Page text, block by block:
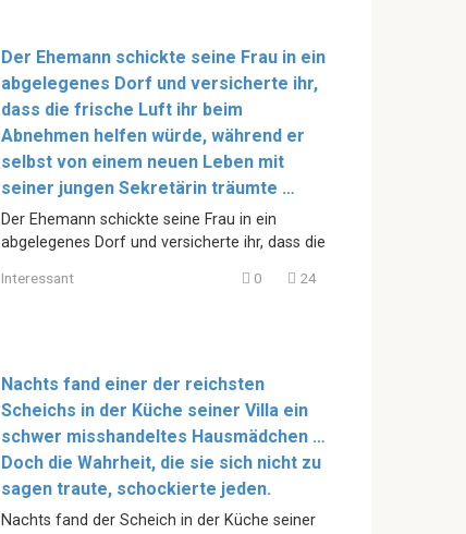
Der Ehemann schickte seine Frau in ein
abgelegenes Dorf und versicherte ihr,
dass die frische Luft ihr beim
Abnehmen helfen würde, während er
selbst von einem neuen Leben mit
seiner jungen Sekretärin träumte …
Der Ehemann schickte seine Frau in ein
abgelegenes Dorf und versicherte ihr, dass die
Interessant 0 24
Nachts fand einer der reichsten
Scheichs in der Küche seiner Villa ein
schwer misshandeltes Hausmädchen …
Doch die Wahrheit, die sie sich nicht zu
sagen traute, schockierte jeden.
Nachts fand der Scheich in der Küche seiner